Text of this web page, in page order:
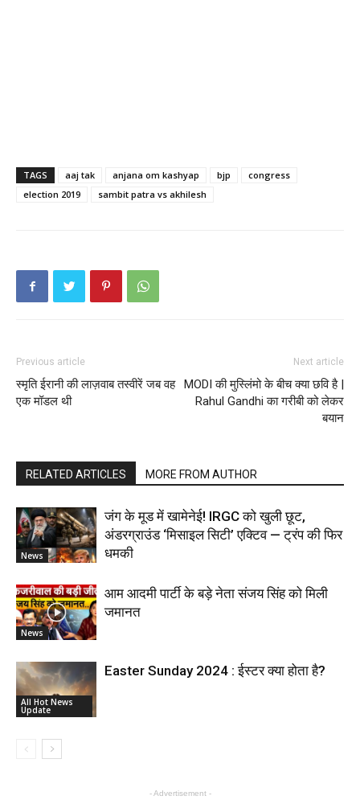
TAGS aaj tak anjana om kashyap bjp
congress
election 2019
sambit patra vs akhilesh
Previous article
स्मृति ईरानी की लाज़वाब तस्वीरें जब वह
एक मॉडल थी
Next article
MODI की मुस्लिंमो के बीच क्या छवि है |
Rahul Gandhi का गरीबी को लेकर
बयान
RELATED ARTICLES MORE FROM AUTHOR
News
जंग के मूड में खामेनेई! IRGC को खुली छूट,
अंडरग्राउंड ‘मिसाइल सिटी’ एक्टिव — ट्रंप की फिर
धमकी
News
आम आदमी पार्टी के बड़े नेता संजय सिंह को मिली
जमानत
All Hot News
Update
Easter Sunday 2024 : ईस्टर क्या होता है?
- Advertisement -